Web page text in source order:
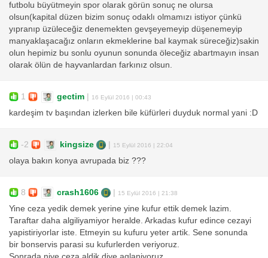
futbolu büyütmeyin spor olarak görün sonuç ne olursa
olsun(kapital düzen bizim sonuç odaklı olmamızı istiyor çünkü
yıpranıp üzüleceğiz denemekten gevşeyemeyip düşenemeyip
manyaklaşacağız onların ekmeklerine bal kaymak süreceğiz)sakin
olun hepimiz bu sonlu oyunun sonunda öleceğiz abartmayın insan
olarak ölün de hayvanlardan farkınız olsun.
1 gectim 16 Eylül 2016 | 00:43
kardeşim tv başından izlerken bile küfürleri duyduk normal yani :D
-2 kingsize 15 Eylül 2016 | 22:04
olaya bakın konya avrupada biz ???
8 crash1606 15 Eylül 2016 | 21:38
Yine ceza yedik demek yerine yine kufur ettik demek lazim.
Taraftar daha algiliyamiyor heralde. Arkadas kufur edince cezayi
yapistiriyorlar iste. Etmeyin su kufuru yeter artik. Sene sonunda
bir bonservis parasi su kufurlerden veriyoruz.